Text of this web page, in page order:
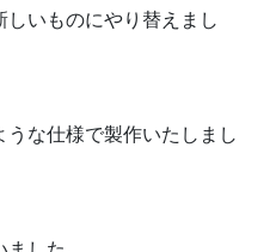
いものにやり替えまし
な仕様で製作いたしまし